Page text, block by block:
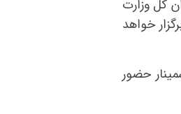
کل وزارت
خواهد
حضور